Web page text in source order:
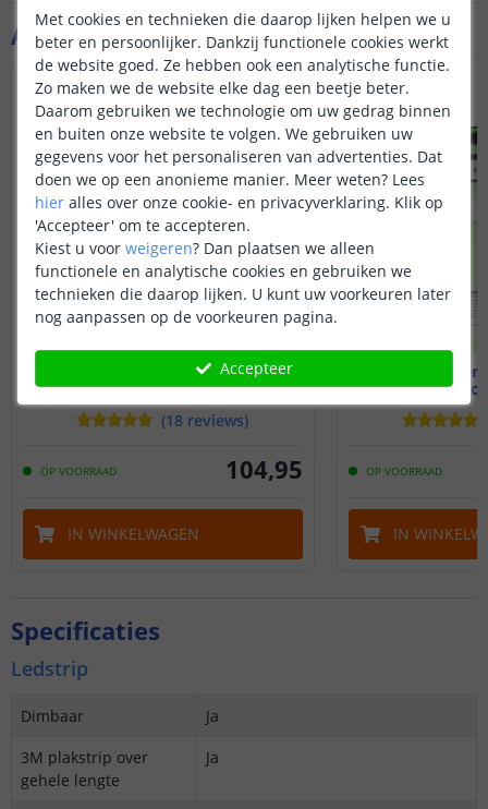
Aanvullende producten
9 meter ledstrip Wit
Zigbee - complete set
(18 reviews)
OP VOORRAAD 104,95
IN WINKELWAGEN
9 meter
Zigbee -
OP VOORRAAD
IN
Specificaties
Ledstrip
Dimbaar
Ja
3M plakstrip over
gehele lengte
Ja
Met cookies en technieken die daarop lijken helpen we u
beter en persoonlijker. Dankzij functionele cookies werkt
de website goed. Ze hebben ook een analytische functie.
Zo maken we de website elke dag een beetje beter.
Daarom gebruiken we technologie om uw gedrag binnen
en buiten onze website te volgen. We gebruiken uw
gegevens voor het personaliseren van advertenties. Dat
doen we op een anonieme manier. Meer weten? Lees
hier alles over onze cookie- en privacyverklaring. Klik op
'Accepteer' om te accepteren.
Kiest u voor weigeren? Dan plaatsen we alleen
functionele en analytische cookies en gebruiken we
technieken die daarop lijken. U kunt uw voorkeuren later
nog aanpassen op de voorkeuren pagina.
Accepteer